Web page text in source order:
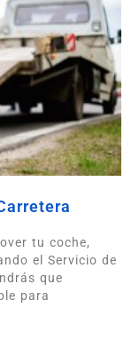
tu coche,
el Servicio de
que
para